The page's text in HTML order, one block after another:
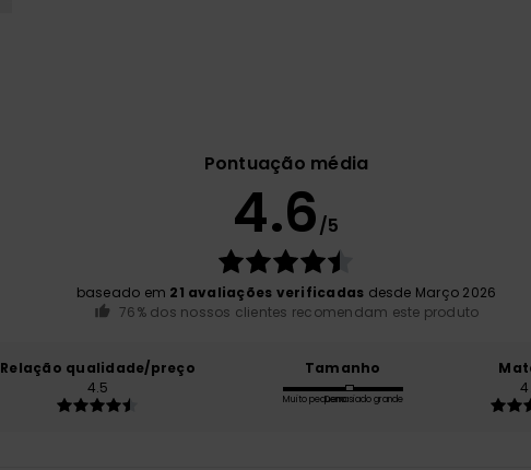
Pontuação média
4.6/5
baseado em 21 avaliações verificadas desde Março 2026
76% dos nossos clientes recomendam este produto
Relação qualidade/preço
4.5
Tamanho
Muito pequenoDemasiado grande